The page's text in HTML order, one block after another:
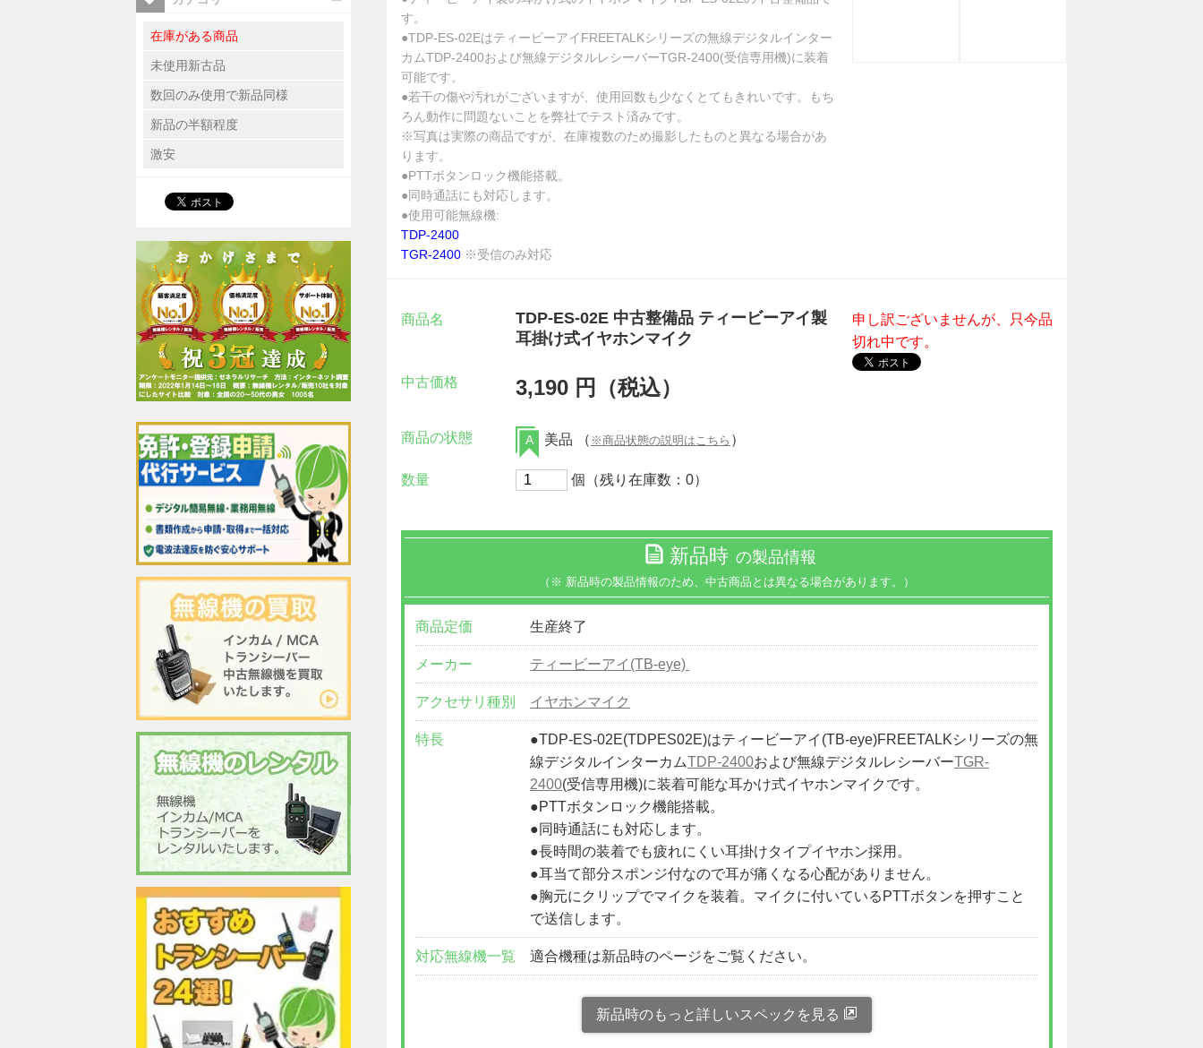
す。
●TDP-ES-02EはティービーアイFREETALKシリーズの無線デジタルインター
カムTDP-2400および無線デジタルレシーバーTGR-2400(受信専用機)に装着
可能です。
●若干の傷や汚れがございますが、使用回数も少なくとてもきれいです。もち
ろん動作に問題ないことを弊社でテスト済みです。
※写真は実際の商品ですが、在庫複数のため撮影したものと異なる場合があ
ります。
●PTTボタンロック機能搭載。
●同時通話にも対応します。
●使用可能無線機:
TDP-2400
TGR-2400 ※受信のみ対応
商品名
TDP-ES-02E 中古整備品 ティービーアイ製
耳掛け式イヤホンマイク
中古価格 3,190 円（税込）
商品の状態 A 美品 （ ※商品状態の説明はこちら ）
数量 個（残り在庫数：0）
申し訳ございませんが、只今品
切れ中です。
新品時 の製品情報
（※ 新品時の製品情報のため、中古商品とは異なる場合があります。）
商品定価 生産終了
メーカー ティービーアイ(TB-eye)
アクセサリ種別 イヤホンマイク
特長
●TDP-ES-02E(TDPES02E)はティービーアイ(TB-eye)FREETALKシリーズの無
線デジタルインターカムTDP-2400および無線デジタルレシーバーTGR-
2400(受信専用機)に装着可能な耳かけ式イヤホンマイクです。
●PTTボタンロック機能搭載。
●同時通話にも対応します。
●長時間の装着でも疲れにくい耳掛けタイプイヤホン採用。
●耳当て部分スポンジ付なので耳が痛くなる心配がありません。
●胸元にクリップでマイクを装着。マイクに付いているPTTボタンを押すこと
で送信します。
対応無線機一覧 適合機種は新品時のページをご覧ください。
新品時のもっと詳しいスペックを見る
在庫がある商品
未使用新古品
数回のみ使用で新品同様
新品の半額程度
激安